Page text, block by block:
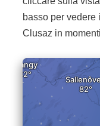
basso per vedere
Clusaz in